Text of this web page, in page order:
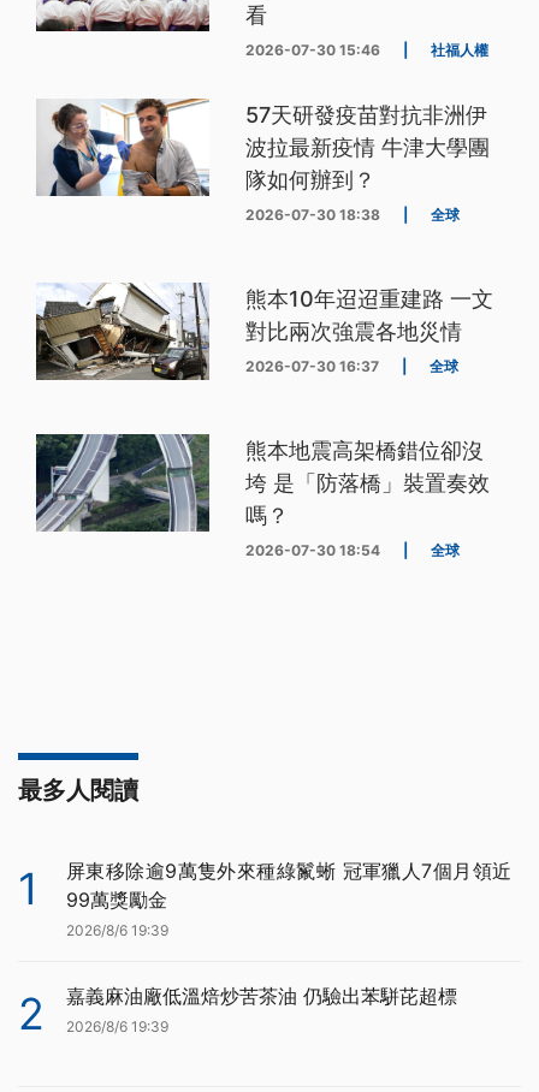
看
2026-07-30 15:46 社福人權
57天研發疫苗對抗非洲伊
波拉最新疫情 牛津大學團
隊如何辦到？
2026-07-30 18:38 全球
熊本10年迢迢重建路 一文
對比兩次強震各地災情
2026-07-30 16:37 全球
熊本地震高架橋錯位卻沒
垮 是「防落橋」裝置奏效
嗎？
2026-07-30 18:54 全球
最多人閱讀
1
屏東移除逾9萬隻外來種綠鬣蜥 冠軍獵人7個月領近
99萬獎勵金
2026/8/6 19:39
2 嘉義麻油廠低溫焙炒苦茶油 仍驗出苯駢芘超標
2026/8/6 19:39